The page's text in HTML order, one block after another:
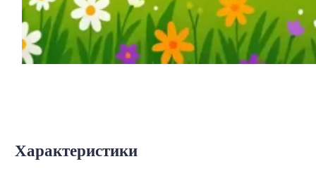
Характеристики